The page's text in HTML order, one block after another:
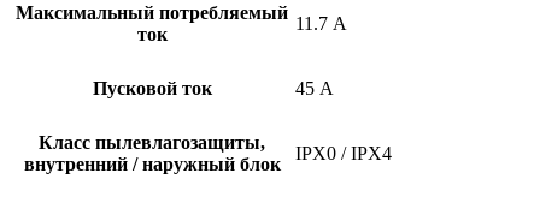
Максимальный потребляемый
ток
11.7 А
Пусковой ток 45 А
Класс пылевлагозащиты,
внутренний / наружный блок
IPX0 / IPX4